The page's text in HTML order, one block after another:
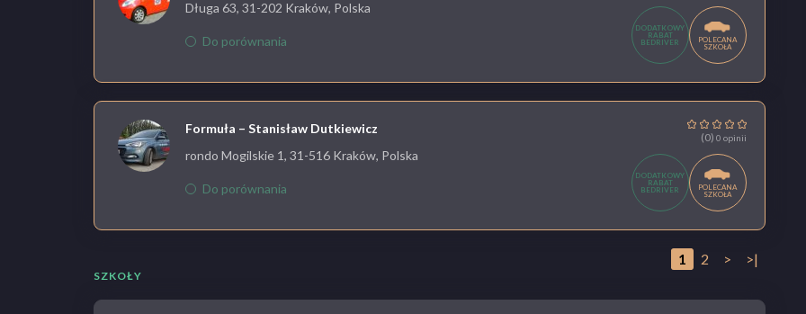
Długa 63, 31-202 Kraków, Polska
Do porównania
DODATKOWY
RABAT
BEDRIVER
POLECANA
SZKOŁA
Formuła – Stanisław Dutkiewicz
(0) 0 opinii
rondo Mogilskie 1, 31-516 Kraków, Polska
Do porównania
DODATKOWY
RABAT
BEDRIVER
POLECANA
SZKOŁA
1 2 > >|
SZKOŁY